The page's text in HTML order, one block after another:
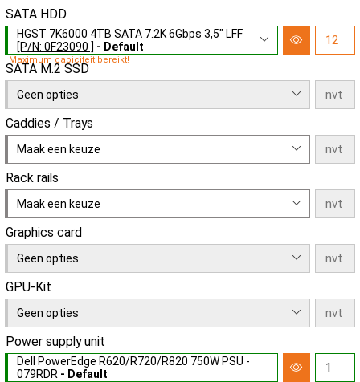
SATA HDD
HGST 7K6000 4TB SATA 7.2K 6Gbps 3,5" LFF
[P/N: 0F23090 ] - Default
Maximum capiciteit bereikt!
SATA M.2 SSD
Geen opties
Caddies / Trays
Maak een keuze
Rack rails
Maak een keuze
Graphics card
Geen opties
GPU-Kit
Geen opties
Power supply unit
Dell PowerEdge R620/R720/R820 750W PSU -
079RDR - Default